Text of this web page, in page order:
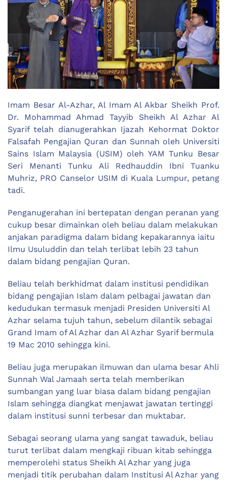
Imam Besar Al-Azhar, Al Imam Al Akbar Sheikh Prof.
Dr. Mohammad Ahmad Tayyib Sheikh Al Azhar Al
Syarif telah dianugerahkan Ijazah Kehormat Doktor
Falsafah Pengajian Quran dan Sunnah oleh Universiti
Sains Islam Malaysia (USIM) oleh YAM Tunku Besar
Seri Menanti Tunku Ali Redhauddin Ibni Tuanku
Muhriz, PRO Canselor USIM di Kuala Lumpur, petang
tadi.
Penganugerahan ini bertepatan dengan peranan yang
cukup besar dimainkan oleh beliau dalam melakukan
anjakan paradigma dalam bidang kepakarannya iaitu
Ilmu Usuluddin dan telah terlibat lebih 23 tahun
dalam bidang pengajian Quran.
Beliau telah berkhidmat dalam institusi pendidikan
bidang pengajian Islam dalam pelbagai jawatan dan
kedudukan termasuk menjadi Presiden Universiti Al
Azhar selama tujuh tahun, sebelum dilantik sebagai
Grand Imam of Al Azhar dan Al Azhar Syarif bermula
19 Mac 2010 sehingga kini.
Beliau juga merupakan ilmuwan dan ulama besar Ahli
Sunnah Wal Jamaah serta telah memberikan
sumbangan yang luar biasa dalam bidang pengajian
Islam sehingga diangkat menjawat jawatan tertinggi
dalam institusi sunni terbesar dan muktabar.
Sebagai seorang ulama yang sangat tawaduk, beliau
turut terlibat dalam mengkaji ribuan kitab sehingga
memperolehi status Sheikh Al Azhar yang juga
menjadi titik perubahan dalam Institusi Al Azhar yang